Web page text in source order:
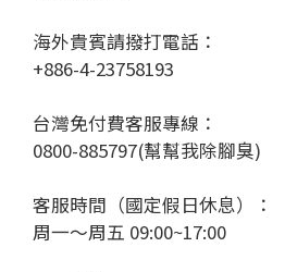
海外貴賓請撥打電話：
+886-4-23758193
台灣免付費客服專線：
0800-885797(幫幫我除腳臭)
客服時間（國定假日休息）：
周一～周五 09:00~17:00